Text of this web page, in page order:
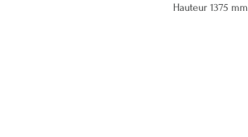
Hauteur 1375 mm